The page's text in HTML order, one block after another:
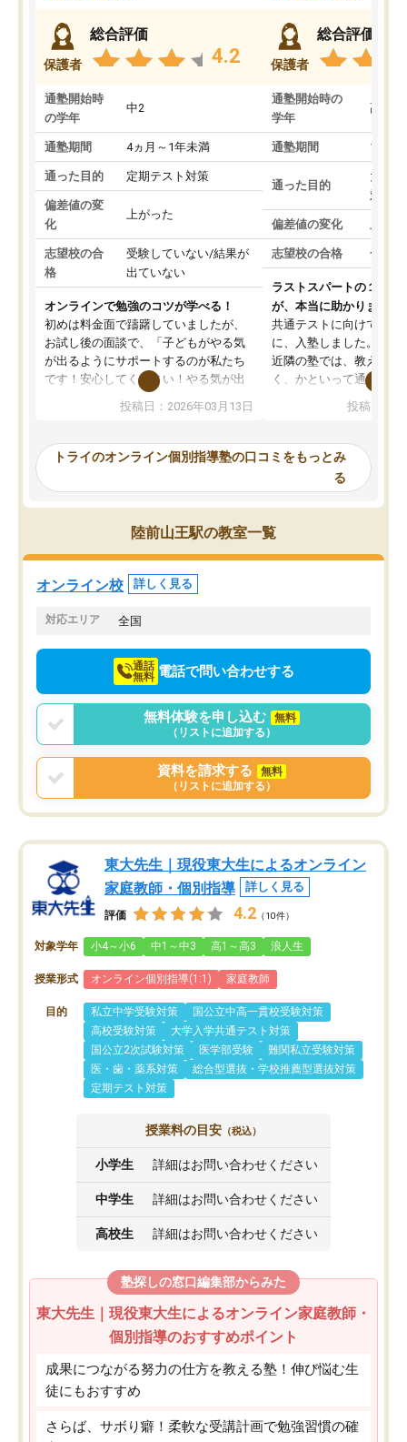
保護者
総合評価
4.2
通塾開始時
の学年
中2
通塾期間 4ヵ月～1年未満
通った目的 定期テスト対策
偏差値の変
化
上がった
志望校の合
格
受験していない/結果が
出ていない
オンラインで勉強のコツが学べる！
初めは料金面で躊躇していましたが、
お試し後の面談で、「子どもがやる気
が出るようにサポートするのが私たち
です！安心してください！やる気が出
ないのは私たち講師の責任です」と言
ってくださり、確かに！と考えて、思
ったんですが、学生の先生から学ぶこ
み、徐々に成績が上がったらいいなと
思っていました。何が今足りないのか
を的確に指導いただき、子どももびっ
くりするほど楽しんでやる気を持って
塾を受けています。狙い通り、少しず
つ成績も上がり、苦手意識も無くなっ
てきたので、さらに苦手な数学も追加
でお願いしました。来年の高校受験に
投稿日：2026年03月13日
保護者
総合評価
通塾開始時の
学年
高3
通塾期間 1～3
通った目的
大学
対策
偏差値の変化
志望校の合格 合格
ラストスパートの１か月
が、本当に助かりました
共通テストに向けての追
に、入塾しました。田舎
近隣の塾では、教えても
く、かといって通うには
可能なので本当に助か
らないところをピンポイ
頂いて、とてもわかり
していました。一生を
スト、多少お金がかかっ
思い切って入塾してよか
投稿日：
トライのオンライン個別指導塾の口コミをもっとみ
る
陸前山王駅の教室一覧
オンライン校 詳しく見る
対応エリア 全国
通話
無料 電話で問い合わせする
無料体験を申し込む
無料
（リストに追加する）
資料を請求する
無料
（リストに追加する）
東大先生｜現役東大生によるオンライン
家庭教師・個別指導
詳しく見る
評価 4.2 （10件）
対象学年 小4～小6 中1～中3 高1～高3 浪人生
授業形式 オンライン個別指導(1:1) 家庭教師
目的 私立中学受験対策
国公立中高一貫校受験対策
高校受験対策
大学入学共通テスト対策
国公立2次試験対策
医学部受験
難関私立受験対策
医・歯・薬系対策
総合型選抜・学校推薦型選抜対策
定期テスト対策
授業料の目安 （税込）
小学生 詳細はお問い合わせください
中学生 詳細はお問い合わせください
高校生 詳細はお問い合わせください
塾探しの窓口編集部からみた
東大先生｜現役東大生によるオンライン家庭教師・
個別指導のおすすめポイント
成果につながる努力の仕方を教える塾！伸び悩む生
徒にもおすすめ
さらば、サボり癖！柔軟な受講計画で勉強習慣の確